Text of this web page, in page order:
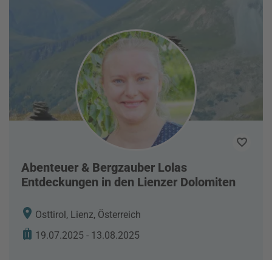
Abenteuer & Bergzauber Lolas
Entdeckungen in den Lienzer Dolomiten
Osttirol, Lienz, Österreich
19.07.2025 - 13.08.2025